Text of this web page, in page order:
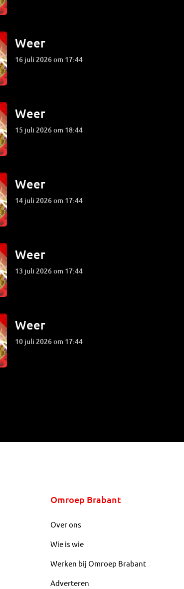
Weer
16 juli 2026 om 17:44
Weer
15 juli 2026 om 18:44
Weer
14 juli 2026 om 17:44
Weer
13 juli 2026 om 17:44
Weer
10 juli 2026 om 17:44
Omroep Brabant
Over ons
Wie is wie
Werken bij Omroep Brabant
Adverteren